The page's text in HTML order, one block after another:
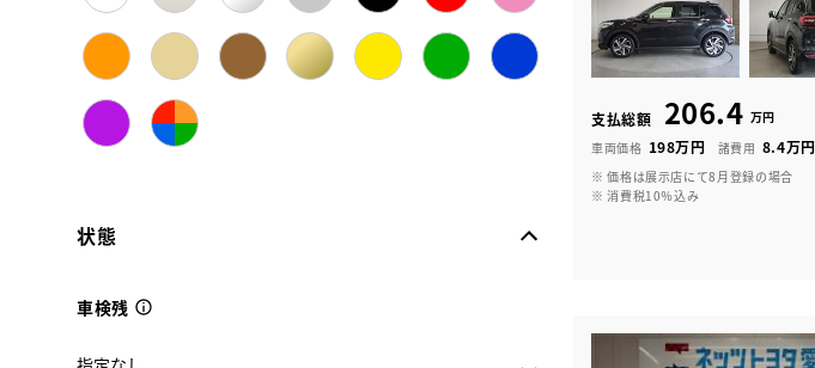
状態
車検残
支払総額 206.4 万円
車両価格 198万円 諸費用 8.4万円
※ 価格は展示店にて8月登録の場合
※ 消費税10％込み